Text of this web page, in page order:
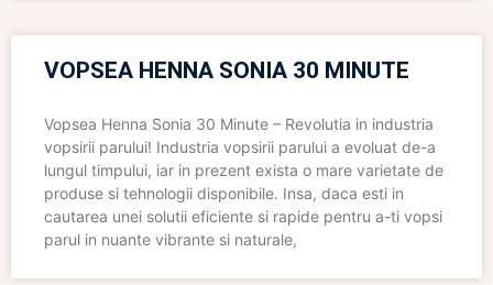
VOPSEA HENNA SONIA 30 MINUTE
Vopsea Henna Sonia 30 Minute – Revolutia in industria
vopsirii parului! Industria vopsirii parului a evoluat de-a
lungul timpului, iar in prezent exista o mare varietate de
produse si tehnologii disponibile. Insa, daca esti in
cautarea unei solutii eficiente si rapide pentru a-ti vopsi
parul in nuante vibrante si naturale,